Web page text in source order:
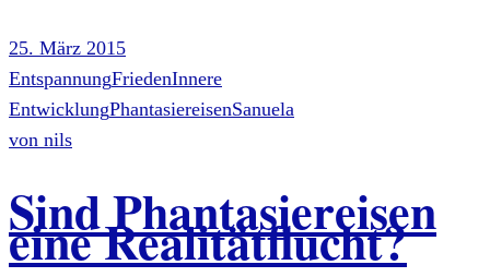
25. März 2015
EntspannungFriedenInnere
EntwicklungPhantasiereisenSanuela
von nils
Sind Phantasiereisen
eine Realitätflucht?